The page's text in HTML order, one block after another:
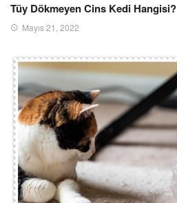
Tüy Dökmeyen Cins Kedi Hangisi?
Mayıs 21, 2022